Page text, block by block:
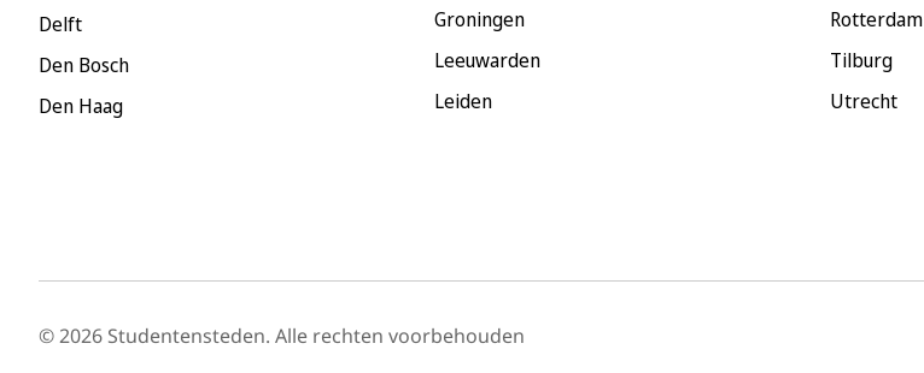
Delft
Den Bosch
Den Haag
Groningen
Leeuwarden
Leiden
Rotterdam
Tilburg
Utrecht
© 2026 Studentensteden. Alle rechten voorbehouden